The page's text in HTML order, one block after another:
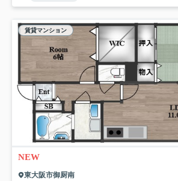
賃貸マンション
NEW
東大阪市御厨南